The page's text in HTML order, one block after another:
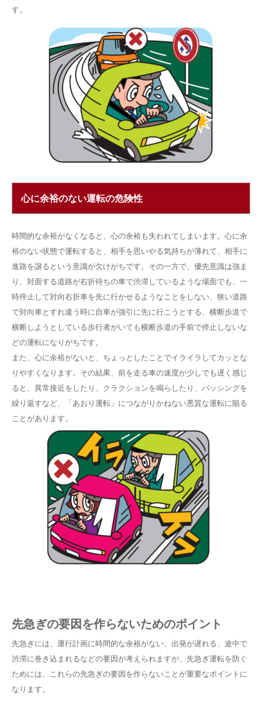
す。
心に余裕のない運転の危険性
時間的な余裕がなくなると、心の余裕も失われてしまいます。心に余
裕のない状態で運転すると、相手を思いやる気持ちが薄れて、相手に
進路を譲るという意識が欠けがちです。その一方で、優先意識は強ま
り、対面する道路が右折待ちの車で渋滞しているような場面でも、一
時停止して対向右折車を先に行かせるようなことをしない、狭い道路
で対向車とすれ違う時に自車が強引に先に行こうとする、横断歩道で
横断しようとしている歩行者がいても横断歩道の手前で停止しないな
どの運転になりがちです。
また、心に余裕がないと、ちょっとしたことでイライラしてカッとな
りやすくなります。その結果、前を走る車の速度が少しでも遅く感じ
ると、異常接近をしたり、クラクションを鳴らしたり、パッシングを
繰り返すなど、「あおり運転」につながりかねない悪質な運転に陥る
ことがあります。
先急ぎの要因を作らないためのポイント
先急ぎには、運行計画に時間的な余裕がない、出発が遅れる、途中で
渋滞に巻き込まれるなどの要因が考えられますが、先急ぎ運転を防ぐ
ためには、これらの先急ぎの要因を作らないことが重要なポイントに
なります。